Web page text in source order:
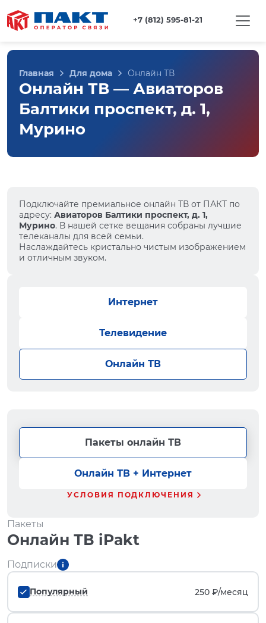
+7 (812) 595-81-21
Главная Для дома Онлайн ТВ
Онлайн ТВ — Авиаторов
Балтики проспект, д. 1,
Мурино
Подключайте премиальное онлайн ТВ от ПАКТ по
адресу: Авиаторов Балтики проспект, д. 1,
Мурино. В нашей сетке вещания собраны лучшие
телеканалы для всей семьи.
Наслаждайтесь кристально чистым изображением
и отличным звуком.
Интернет
Телевидение
Онлайн ТВ
Пакеты онлайн ТВ
Онлайн ТВ + Интернет
УСЛОВИЯ ПОДКЛЮЧЕНИЯ
Пакеты
Онлайн ТВ iPakt
Подписки
Популярный 250 ₽/месяц